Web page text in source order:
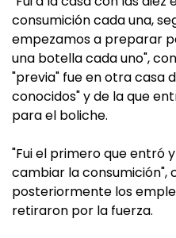
consumición cada una,
empezamos a preparar
una botella cada uno",
"previa" fue en otra casa
conocidos" y de la que
para el boliche.
"Fui el primero que entró
cambiar la consumición",
posteriormente los
retiraron por la fuerza.